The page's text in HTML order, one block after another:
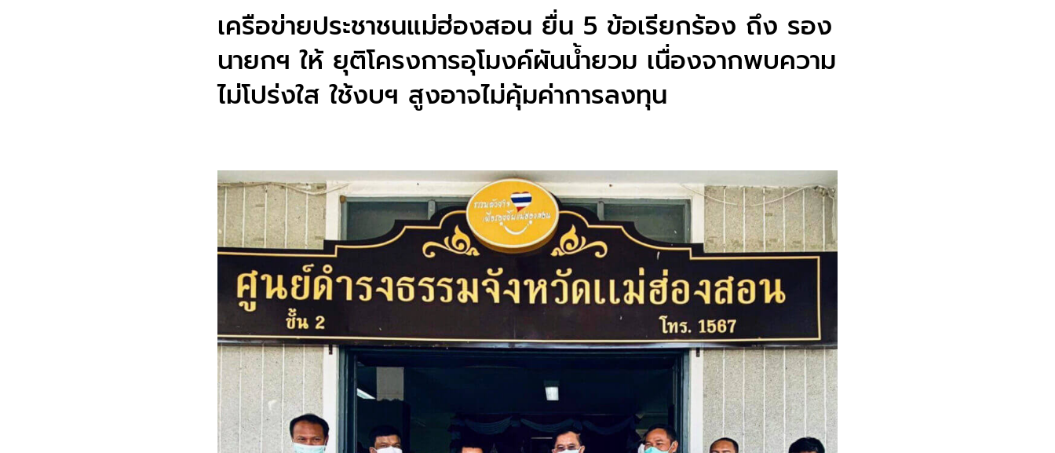
เครือข่ายประชาชนแม่ฮ่องสอน ยื่น 5 ข้อเรียกร้อง ถึง รอง
นายกฯ ให้ ยุติโครงการอุโมงค์ผันน้ำยวม เนื่องจากพบความ
ไม่โปร่งใส ใช้งบฯ สูงอาจไม่คุ้มค่าการลงทุน